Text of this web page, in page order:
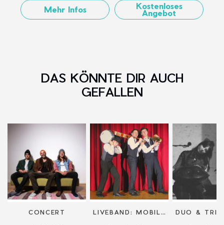
Mehr Infos Kostenloses
Angebot
DAS KÖNNTE DIR AUCH
GEFALLEN
CONCERT LIVEBAND: MOBIL UND AUF DER BÜHNE